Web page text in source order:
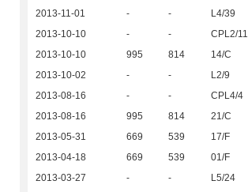
2013-11-01
- - L4/39
2013-10-10
- - CPL2/11
2013-10-10
995 814 14/C
2013-10-02
- - L2/9
2013-08-16
- - CPL4/4
2013-08-16
995 814 21/C
2013-05-31
669 539 17/F
2013-04-18
669 539 01/F
2013-03-27
- - L5/24